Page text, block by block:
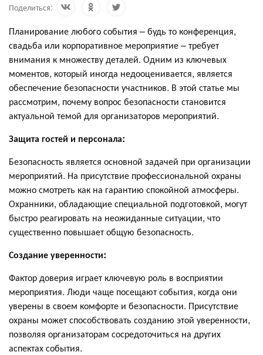
Поделиться:
Планирование любого события – будь то конференция,
свадьба или корпоративное мероприятие – требует
внимания к множеству деталей. Одним из ключевых
моментов, который иногда недооценивается, является
обеспечение безопасности участников. В этой статье мы
рассмотрим, почему вопрос безопасности становится
актуальной темой для организаторов мероприятий.
Защита гостей и персонала:
Безопасность является основной задачей при организации
мероприятий. На присутствие профессиональной охраны
можно смотреть как на гарантию спокойной атмосферы.
Охранники, обладающие специальной подготовкой, могут
быстро реагировать на неожиданные ситуации, что
существенно повышает общую безопасность.
Создание уверенности:
Фактор доверия играет ключевую роль в восприятии
мероприятия. Люди чаще посещают события, когда они
уверены в своем комфорте и безопасности. Присутствие
охраны может способствовать созданию этой уверенности,
позволяя организаторам сосредоточиться на других
аспектах события.